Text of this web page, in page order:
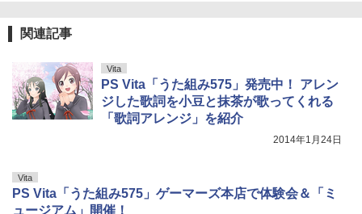
関連記事
Vita
PS Vita「うた組み575」発売中！ アレン
ジした歌詞を小豆と抹茶が歌ってくれる
「歌詞アレンジ」を紹介
2014年1月24日
Vita
PS Vita「うた組み575」ゲーマーズ本店で体験会＆「ミ
ュージアム」開催！